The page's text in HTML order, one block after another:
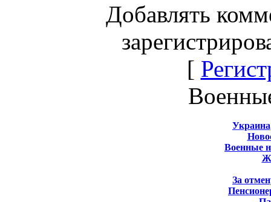
Добавлять
[
Военные
За